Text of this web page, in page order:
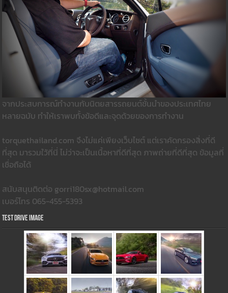
จากประสบการณ์ทำงานกับนิตยสารรถยนต์ชั้นนำของประเทศไทย
หลายฉบับ ทำให้เราพบทั้งข้อดีและจุดด้วยของการทำงาน
torquethailand.com จึงไม่แค่เพียงเว็บไซต์ แต่เราคัดกรองสิ่งที่ดี
ที่สุด มารวมใว้ที่นี่ ไม่ว่าจะเป็นเนื้อหาที่ดีที่สุด ภาพถ่ายที่ดีที่สุด ข้อมูลที่
เชื่อถือได้
สนับสนุนติดต่อ gorri180sx@hotmail.com
เบอร์โทร 065-455-5393
Test Drive Image